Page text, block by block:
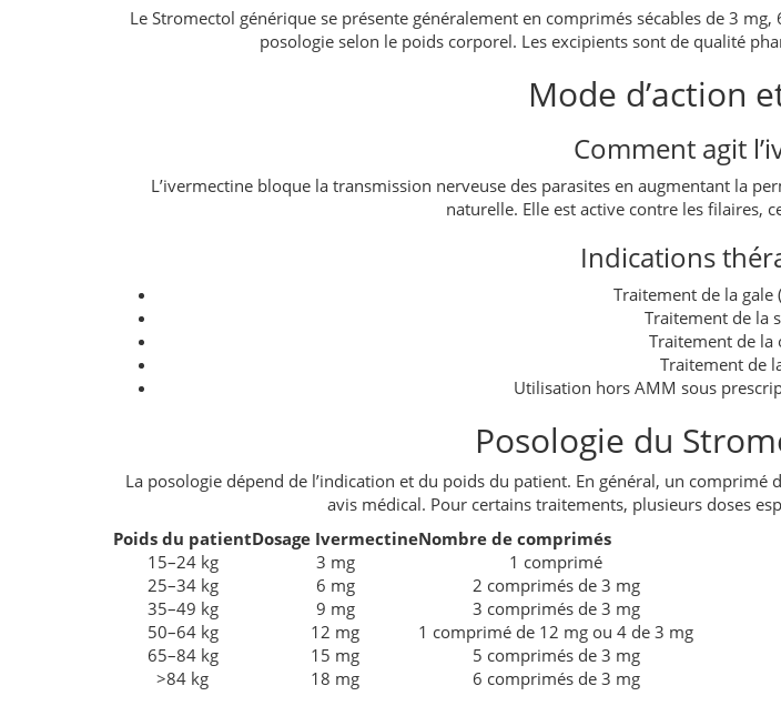
Le Stromectol générique se présente généralement en comprimés sécables de 3
posologie selon le poids corporel. Les excipients sont de qualité
Mode d’action
Comment agit
L’ivermectine bloque la transmission nerveuse des parasites en augmentant la
naturelle. Elle est active contre les filaires,
Indications
Traitement de la gale
Traitement de la
Traitement de la
Traitement de
Utilisation hors AMM sous
Posologie du
La posologie dépend de l’indication et du poids du patient. En général, un
avis médical. Pour certains traitements, plusieurs doses
Poids du patientDosage IvermectineNombre de comprimés
15–24 kg
3 mg
1 comprimé
25–34 kg
6 mg
2 comprimés de 3 mg
35–49 kg
9 mg
3 comprimés de 3 mg
50–64 kg
12 mg
1 comprimé de 12 mg ou 4 de 3 mg
65–84 kg
15 mg
5 comprimés de 3 mg
>84 kg
18 mg 6 comprimés de 3 mg